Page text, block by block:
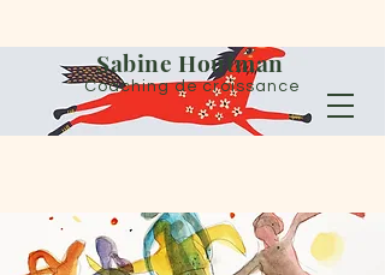
Sabine Houtman
Coaching de croissance